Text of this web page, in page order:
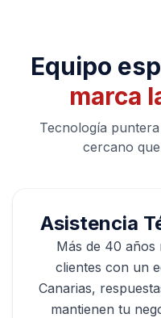
Equipo
marca
Tecnología
cercano
Asistencia
Más de 40 años
clientes con un
Canarias,
mantienen tu